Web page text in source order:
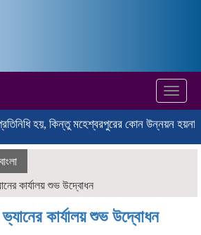
Toggle
হয়, কিন্তু মহেশ্বরপুরের কোন উন্নয়ন হয়না
কার্যালয় শুভ উদ্বোধন
ভ্যানের কার্যালয় শুভ উদ্বোধন